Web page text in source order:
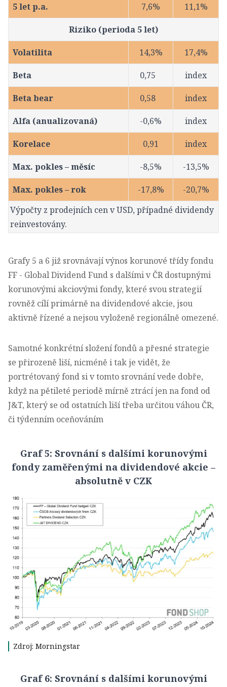
5 let p.a. 7,6% 11,1%
Riziko (perioda 5 let)
Volatilita 14,3% 17,4%
Beta 0,75 index
Beta bear 0,58 index
Alfa (anualizovaná) -0,6% index
Korelace 0,91 index
Max. pokles – měsíc -8,5% -13,5%
Max. pokles – rok -17,8%
-20,7%
Výpočty z prodejních cen v USD, případné dividendy
reinvestovány.
Grafy 5 a 6 již srovnávají výnos korunové třídy fondu
FF - Global Dividend Fund s dalšími v ČR dostupnými
korunovými akciovými fondy, které svou strategií
rovněž cílí primárně na dividendové akcie, jsou
aktivně řízené a nejsou vyloženě regionálně omezené.
Samotné konkrétní složení fondů a přesné strategie
se přirozeně liší, nicméně i tak je vidět, že
portrétovaný fond si v tomto srovnání vede dobře,
když na pětileté periodě mírně ztrácí jen na fond od
J&T, který se od ostatních liší třeba určitou váhou ČR,
či týdenním oceňováním
Graf 5: Srovnání s dalšími korunovými
fondy zaměřenými na dividendové akcie –
absolutně v CZK
Zdroj: Morningstar
Graf 6: Srovnání s dalšími korunovými